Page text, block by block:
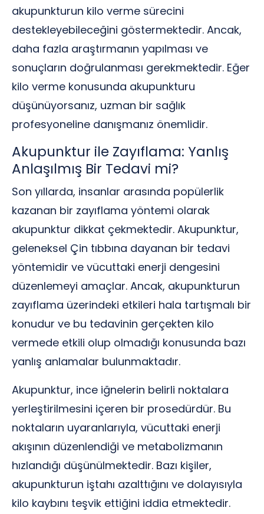
akupunkturun kilo verme sürecini
destekleyebileceğini göstermektedir. Ancak,
daha fazla araştırmanın yapılması ve
sonuçların doğrulanması gerekmektedir. Eğer
kilo verme konusunda akupunkturu
düşünüyorsanız, uzman bir sağlık
profesyoneline danışmanız önemlidir.
Akupunktur ile Zayıflama: Yanlış
Anlaşılmış Bir Tedavi mi?
Son yıllarda, insanlar arasında popülerlik
kazanan bir zayıflama yöntemi olarak
akupunktur dikkat çekmektedir. Akupunktur,
geleneksel Çin tıbbına dayanan bir tedavi
yöntemidir ve vücuttaki enerji dengesini
düzenlemeyi amaçlar. Ancak, akupunkturun
zayıflama üzerindeki etkileri hala tartışmalı bir
konudur ve bu tedavinin gerçekten kilo
vermede etkili olup olmadığı konusunda bazı
yanlış anlamalar bulunmaktadır.
Akupunktur, ince iğnelerin belirli noktalara
yerleştirilmesini içeren bir prosedürdür. Bu
noktaların uyaranlarıyla, vücuttaki enerji
akışının düzenlendiği ve metabolizmanın
hızlandığı düşünülmektedir. Bazı kişiler,
akupunkturun iştahı azalttığını ve dolayısıyla
kilo kaybını teşvik ettiğini iddia etmektedir.